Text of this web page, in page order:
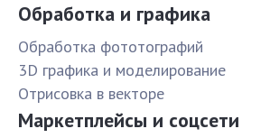
Обработка и графика
Обработка фототографий
3D графика и моделирование
Отрисовка в векторе
Маркетплейсы и соцсети